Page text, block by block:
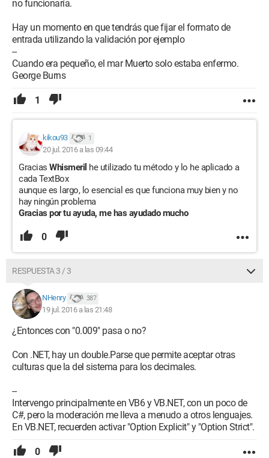
no funcionaría.
Hay un momento en que tendrás que fijar el formato de
entrada utilizando la validación por ejemplo
--
Cuando era pequeño, el mar Muerto solo estaba enfermo.
George Burns
1
kikou93 1
20 jul. 2016 a las 09:44
Gracias Whismeril he utilizado tu método y lo he aplicado a
cada TextBox
aunque es largo, lo esencial es que funciona muy bien y no
hay ningún problema
Gracias por tu ayuda, me has ayudado mucho
0
RESPUESTA 3 / 3
NHenry 387
19 jul. 2016 a las 21:48
¿Entonces con "0.009" pasa o no?
Con .NET, hay un double.Parse que permite aceptar otras
culturas que la del sistema para los decimales.
--
Intervengo principalmente en VB6 y VB.NET, con un poco de
C#, pero la moderación me lleva a menudo a otros lenguajes.
En VB.NET, recuerden activar "Option Explicit" y "Option Strict".
0